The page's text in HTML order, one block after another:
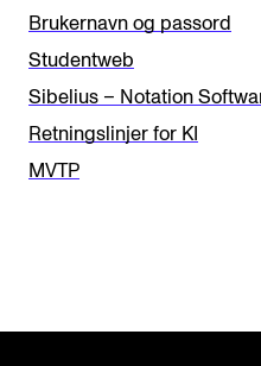
i
e
l
d
b
Brukernavn og passord
Studentweb
Sibelius – Notation
Retningslinjer for KI
MVTP